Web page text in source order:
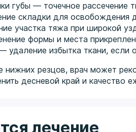
губы — точечное рассечение
складки для освобождения
участка тяжа при широкой
формы и места
удаление избытка ткани,
нижних резцов, врач может
десневой край и качество
лечение